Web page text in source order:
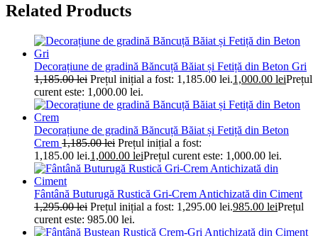
Related Products
Decorațiune de gradină Băncuță Băiat și Fetiță din Beton Gri
1,185.00lei Prețul inițial a fost: 1,185.00 lei.1,000.00 leiPrețul
curent este: 1,000.00 lei.
Decorațiune de gradină Băncuță Băiat și Fetiță din Beton
Crem 1,185.00lei Prețul inițial a fost:
1,185.00 lei.1,000.00 leiPrețul curent este: 1,000.00 lei.
Fântână Buturugă Rustică Gri-Crem Antichizată din Ciment
1,295.00lei Prețul inițial a fost: 1,295.00 lei.985.00 leiPrețul
curent este: 985.00 lei.